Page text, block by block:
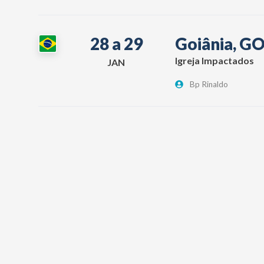
28 a 29 Goiânia,
JAN Igreja Impactados
Bp Rinaldo